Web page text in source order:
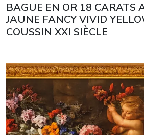
BAGUE EN OR 18 CARATS
JAUNE FANCY VIVID
COUSSIN XXI SIÈCLE